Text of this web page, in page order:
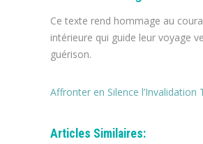
Ce texte rend hommage au
intérieure qui guide leur voyage
guérison.
Affronter en Silence l’Invalidation
Articles Similaires: